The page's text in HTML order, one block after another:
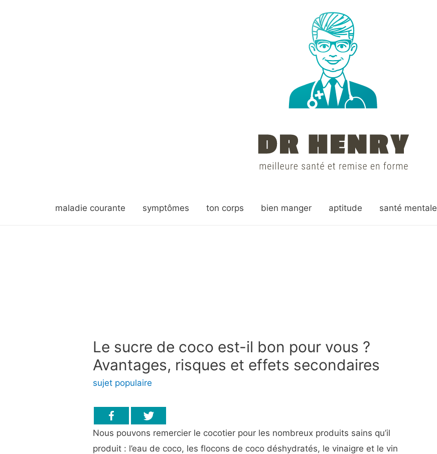
maladie courante symptômes ton corps bien manger aptitude santé mentale
Le sucre de coco est-il bon pour vous ?
Avantages, risques et effets secondaires
sujet populaire
Nous pouvons remercier le cocotier pour les nombreux produits sains qu’il
produit : l’eau de coco, les flocons de coco déshydratés, le vinaigre et le vin